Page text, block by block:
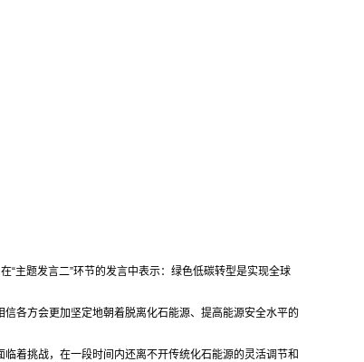
主题发言二”环节的发言中表示：绿色低碳转型是实现全球
各方会更加坚定地朝着脱离化石能源、提高能源安全水平的
着挑战，在一段时间内还离不开传统化石能源的灵活调节和